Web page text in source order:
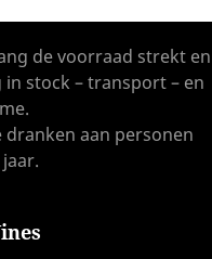
de voorraad strekt en
stock – transport – en
dranken aan personen